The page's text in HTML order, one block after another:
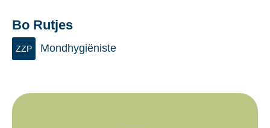
Bo Rutjes
ZZP Mondhygiëniste